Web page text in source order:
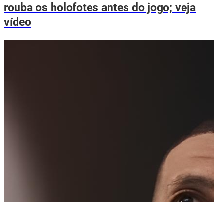
rouba os holofotes antes do jogo; veja
vídeo